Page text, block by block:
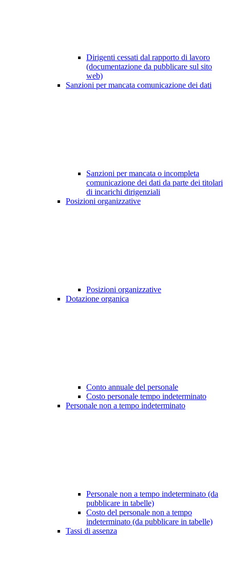
Dirigenti cessati dal rapporto di lavoro
(documentazione da pubblicare sul sito
web)
Sanzioni per mancata comunicazione dei dati
Sanzioni per mancata o incompleta
comunicazione dei dati da parte dei titolari
di incarichi dirigenziali
Posizioni organizzative
Posizioni organizzative
Dotazione organica
Conto annuale del personale
Costo personale tempo indeterminato
Personale non a tempo indeterminato
Personale non a tempo indeterminato (da
pubblicare in tabelle)
Costo del personale non a tempo
indeterminato (da pubblicare in tabelle)
Tassi di assenza